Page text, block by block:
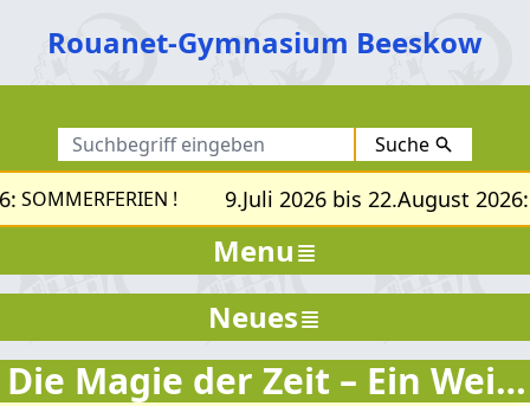
Rouanet-Gymnasium Beeskow
Suche
SOMMERFERIEN ! 9.Juli 2026 bis 22.August 2026:
Menu
Die Magie der Zeit – Ein Weihnachtskonzert
Bilder zum Artikel: Die
Magie der Zeit – Ein
Weihnachtskonzert
Neues